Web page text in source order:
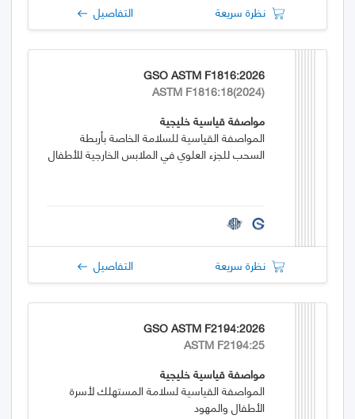
نظرة سريعة التفاصيل
GSO ASTM F1816:2026
ASTM F1816:18(2024)
مواصفة قياسية خليجية
المواصفة القياسية للسلامة الخاصة بأربطة
السحب للجزء العلوي في الملابس الخارجية للأطفال
نظرة سريعة التفاصيل
GSO ASTM F2194:2026
ASTM F2194:25
مواصفة قياسية خليجية
المواصفة القياسية لسلامة المستهلك لأسرة
الأطفال والمهود